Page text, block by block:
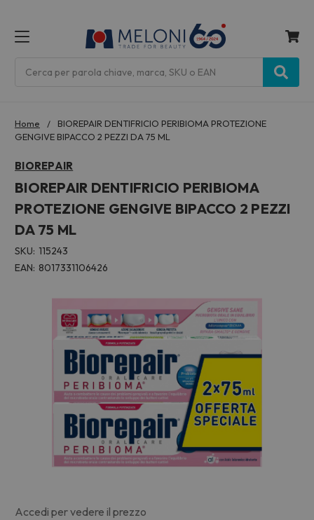
Home
BIOREPAIR DENTIFRICIO PERIBIOMA PROTEZIONE
GENGIVE BIPACCO 2 PEZZI DA 75 ML
BIOREPAIR
BIOREPAIR DENTIFRICIO PERIBIOMA
PROTEZIONE GENGIVE BIPACCO 2 PEZZI
DA 75 ML
SKU: 115243
EAN: 8017331106426
Accedi per vedere il prezzo